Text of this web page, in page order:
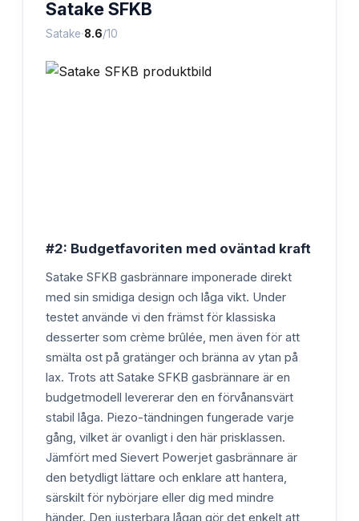
Satake SFKB
Satake·8.6/10
#2: Budgetfavoriten med oväntad kraft
Satake SFKB gasbrännare imponerade direkt
med sin smidiga design och låga vikt. Under
testet använde vi den främst för klassiska
desserter som crème brûlée, men även för att
smälta ost på gratänger och bränna av ytan på
lax. Trots att Satake SFKB gasbrännare är en
budgetmodell levererar den en förvånansvärt
stabil låga. Piezo-tändningen fungerade varje
gång, vilket är ovanligt i den här prisklassen.
Jämfört med Sievert Powerjet gasbrännare är
den betydligt lättare och enklare att hantera,
särskilt för nybörjare eller dig med mindre
händer. Den justerbara lågan gör det enkelt att